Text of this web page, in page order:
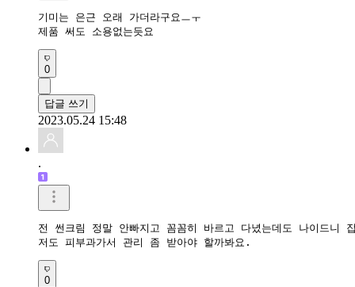
기미는 은근 오래 가더라구요ㅡㅜ
제품 써도 소용없는듯요
0
답글 쓰기
2023.05.24 15:48
.
전 썬크림 정말 안빠지고 꼼꼼히 바르고 다녔는데도 나이드니
저도 피부과가서 관리 좀 받아야 할까봐요.
0